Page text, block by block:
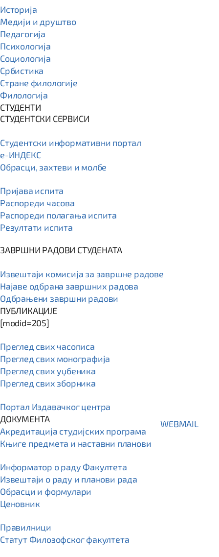
Историја
Медији и друштво
Педагогија
Психологија
Социологија
Србистика
Стране филологије
Филологија
СТУДЕНТИ
СТУДЕНТСКИ СЕРВИСИ
Студентски информативни портал
e-ИНДЕКС
Обрасци, захтеви и молбе
Пријава испита
Распореди часова
Распореди полагања испита
Резултати испита
ЗАВРШНИ РАДОВИ СТУДЕНАТА
Извештаји комисија за завршне радове
Најаве одбрана завршних радова
Одбрањени завршни радови
ПУБЛИКАЦИЈЕ
[modid=205]
Преглед свих часописа
Преглед свих монографија
Преглед свих уџбеника
Преглед свих зборника
Портал Издавачког центра
ДОКУМЕНТА
Акредитација студијских програма
Књиге предмета и наставни планови
Информатор о раду Факултета
Извештаји о раду и планови рада
Обрасци и формулари
Ценовник
Правилници
Статут Филозофског факултета
WEBMAIL